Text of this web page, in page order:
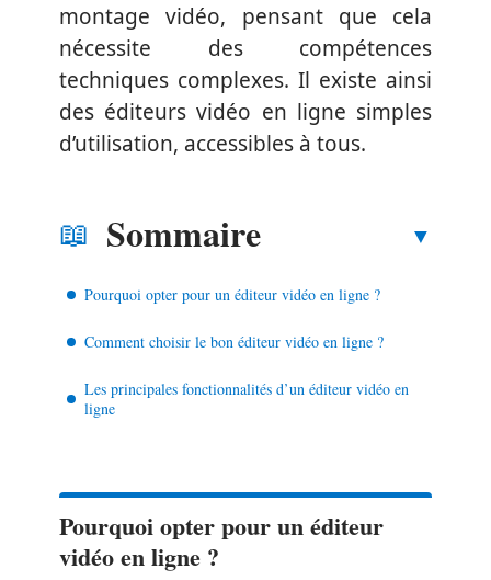
montage vidéo, pensant que cela
nécessite des compétences
techniques complexes. Il existe ainsi
des éditeurs vidéo en ligne simples
d’utilisation, accessibles à tous.
Sommaire
Pourquoi opter pour un éditeur vidéo en ligne ?
Comment choisir le bon éditeur vidéo en ligne ?
Les principales fonctionnalités d’un éditeur vidéo en
ligne
Pourquoi opter pour un éditeur
vidéo en ligne ?